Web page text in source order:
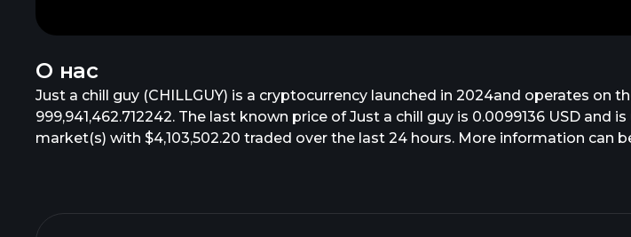
О нас
Just a chill guy (CHILLGUY) is a cryptocurrency launched in 2024and operates on
999,941,462.712242. The last known price of Just a chill guy is 0.0099136 USD
market(s) with $4,103,502.20 traded over the last 24 hours. More information can